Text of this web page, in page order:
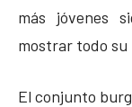
más jóvenes
mostrar todo su
El conjunto